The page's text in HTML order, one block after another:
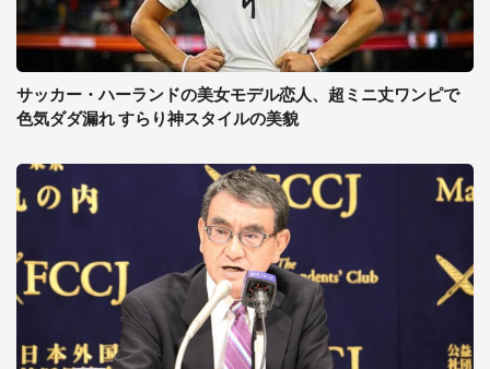
サッカー・ハーランドの美女モデル恋人、超ミニ丈ワンピで
色気ダダ漏れ すらり神スタイルの美貌